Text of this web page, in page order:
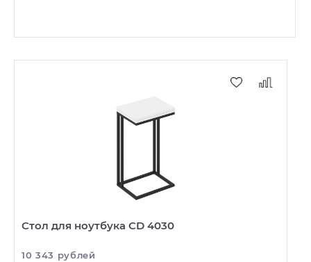
Стол для ноутбука CD 4030
10 343 рублей